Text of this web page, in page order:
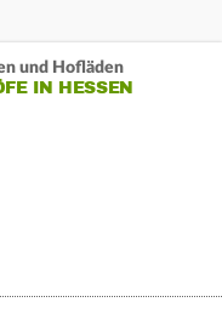
und Hofläden
IN HESSEN